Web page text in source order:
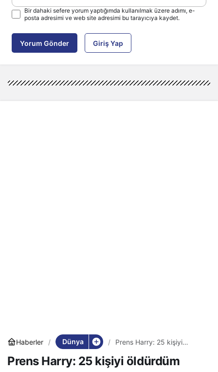
Bir dahaki sefere yorum yaptığımda kullanılmak üzere adımı, e-
posta adresimi ve web site adresimi bu tarayıcıya kaydet.
Yorum Gönder Giriş Yap
Haberler Dünya
Prens Harry: 25 kişiyi
Prens Harry: 25 kişiyi öldürdüm